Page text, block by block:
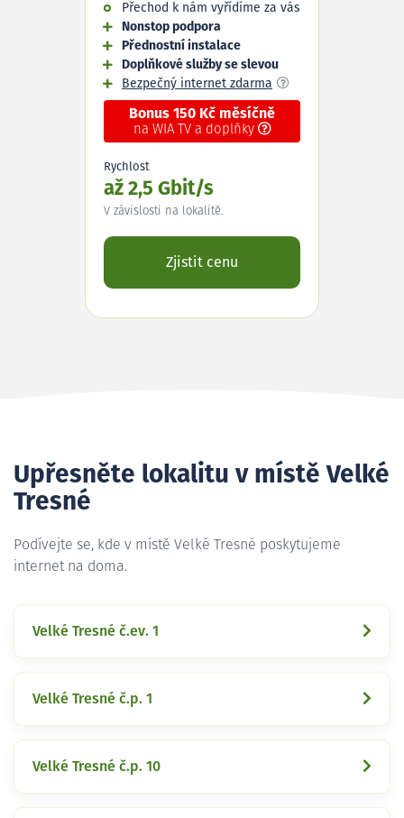
Přechod k nám vyřídíme za vás
Nonstop podpora
Přednostní instalace
Doplňkové služby se slevou
Bezpečný internet zdarma
Bonus 150 Kč měsíčně
na WIA TV a doplňky
Rychlost
až 2,5 Gbit/s
V závislosti na lokalitě.
Zjistit cenu
Upřesněte lokalitu v místě Velké
Tresné
Podívejte se, kde v místě Velké Tresné poskytujeme
internet na doma.
Velké Tresné č.ev. 1
Velké Tresné č.p. 1
Velké Tresné č.p. 10